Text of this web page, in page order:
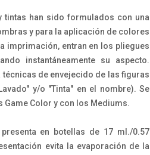
tintas han sido formulados con una
y para la aplicación de colores
imprimación, entran en los pliegues
instantáneamente su aspecto.
de envejecido de las figuras
y/o "Tinta" en el nombre). Se
Color y con los Mediums.
en botellas de 17 ml./0.57
evita la evaporación de la